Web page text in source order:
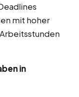
mit hoher
in